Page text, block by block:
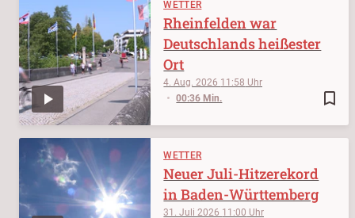
WETTER
bookmark_border
4. Aug. 2026 11:58
00:36 Min.
Rheinfelden war
Deutschlands heißester
Ort
WETTER
31. Juli 2026 11:00
Neuer Juli-Hitzerekord
in Baden-Württemberg